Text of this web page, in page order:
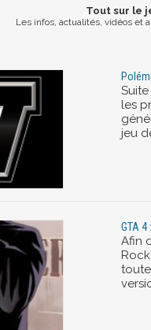
Toutsur le
Les infos, actualités, vidéos et
les
jeu
GTA
Afin